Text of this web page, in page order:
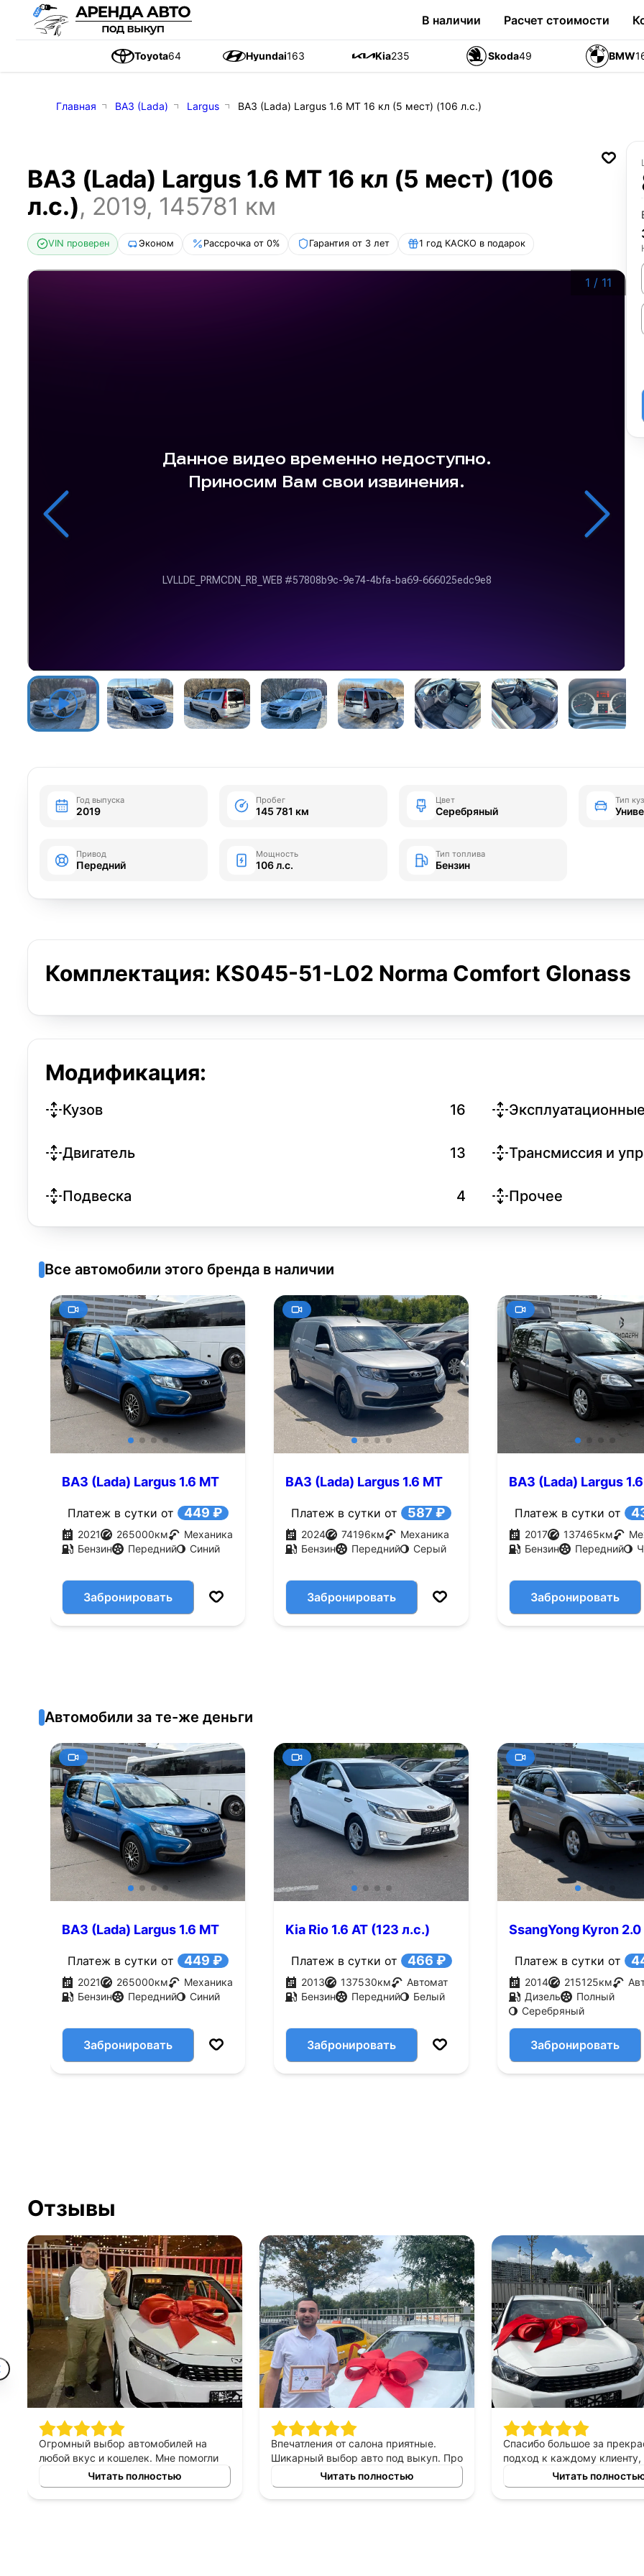
В наличии Расчет стоимости
Toyota64 Hyundai163 Kia235 Skoda49 BMW
Главная ВАЗ (Lada) Largus ВАЗ (Lada) Largus 1.6 MT 16 кл (5 мест) (106 л.с.)
ВАЗ (Lada) Largus 1.6 MT 16 кл (5 мест) (106
л.с.), 2019, 145781 км
VIN проверен Эконом Рассрочка от 0% Гарантия от 3 лет 1 год КАСКО в подарок
1 / 11
Год выпуска
2019
Пробег
145 781 км
Цвет
Серебряный
Тип
Привод
Передний
Мощность
106 л.с.
Тип топлива
Бензин
Комплектация: KS045-51-L02 Norma Comfort Glonass
Модификация:
Кузов 16
Двигатель 13 Трансмиссия и
Подвеска 4 Прочее
Все автомобили этого бренда в наличии
ВАЗ (Lada) Largus 1.6 MT
Платеж в сутки от 449 ₽
2021 265000км
Механика
Бензин
Передний Синий
Забронировать
ВАЗ (Lada) Largus 1.6 MT
Платеж в сутки от 587 ₽
2024 74196км
Механика
Бензин
Передний Серый
Забронировать
ВАЗ (Lada) Largus
Платеж в сутки от
2017 137465км
Бензин
Передний
Забронировать
Автомобили за те-же деньги
ВАЗ (Lada) Largus 1.6 MT
Платеж в сутки от 449 ₽
2021 265000км
Механика
Бензин
Передний Синий
Забронировать
Kia Rio 1.6 AT (123 л.с.)
Платеж в сутки от 466 ₽
2013 137530км
Автомат
Бензин
Передний Белый
Забронировать
SsangYong Kyron 2.0
Платеж в сутки от
2014 215125км
Дизель
Полный
Серебряный
Забронировать
Отзывы
Огромный выбор автомобилей на
любой вкус и кошелек. Мне помогли
найти машину, которая идеально
подходит для моих потребностей.
Отдельное спасибо менеджеру за
Читать полностью
Впечатления от салона приятные.
Шикарный выбор авто под выкуп. Про
персонал могу сказать только
хорошее, приятны в общении,
терпеливые, помогают сделать
Читать полностью
Спасибо большое за
подход к каждому
выборе автомобиля в
выкуп, прекрасный
который был всегда с нами
Читать